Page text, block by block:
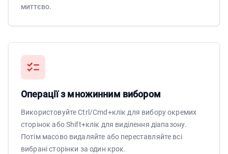
миттєво.
Операції з множинним вибором
Використовуйте Ctrl/Cmd+клік для вибору окремих
сторінок або Shift+клік для виділення діапазону.
Потім масово видаляйте або переставляйте всі
вибрані сторінки за один крок.